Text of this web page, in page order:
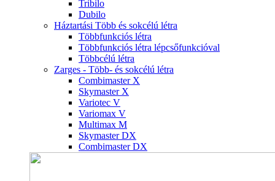
Tribilo
Dubilo
Háztartási Több és sokcélú létra
Többfunkciós létra
Többfunkciós létra lépcsőfunkcióval
Többcélú létra
Zarges - Több- és sokcélú létra
Combimaster X
Skymaster X
Variotec V
Variomax V
Multimax M
Skymaster DX
Combimaster DX